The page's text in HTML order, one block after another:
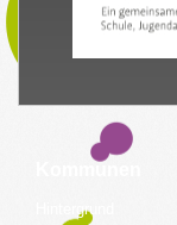
Hintergrund